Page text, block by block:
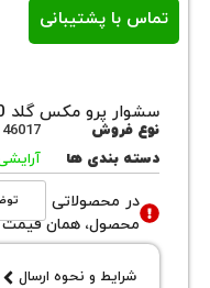
پشتیبانی
مکس گلد 3000 وات مدل 5728
46017
ها
آرایشی و بهداشتی,
توضیحات محصول
محصولاتی با نوع فروش
همان قیمت تمام شده
و نحوه ارسال